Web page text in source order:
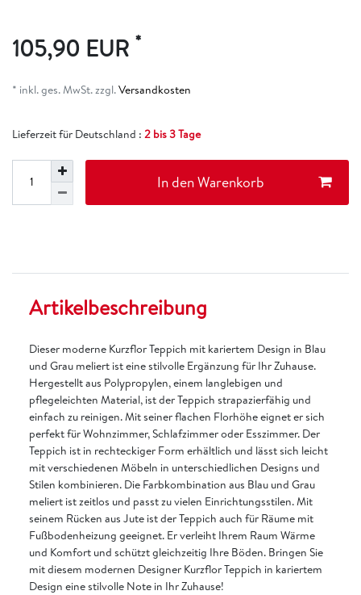
105,90 EUR *
* inkl. ges. MwSt. zzgl.Versandkosten
Lieferzeit für Deutschland : 2 bis 3 Tage
In den Warenkorb
Artikelbeschreibung
Dieser moderne Kurzflor Teppich mit kariertem Design in Blau
und Grau meliert ist eine stilvolle Ergänzung für Ihr Zuhause.
Hergestellt aus Polypropylen, einem langlebigen und
pflegeleichten Material, ist der Teppich strapazierfähig und
einfach zu reinigen. Mit seiner flachen Florhöhe eignet er sich
perfekt für Wohnzimmer, Schlafzimmer oder Esszimmer. Der
Teppich ist in rechteckiger Form erhältlich und lässt sich leicht
mit verschiedenen Möbeln in unterschiedlichen Designs und
Stilen kombinieren. Die Farbkombination aus Blau und Grau
meliert ist zeitlos und passt zu vielen Einrichtungsstilen. Mit
seinem Rücken aus Jute ist der Teppich auch für Räume mit
Fußbodenheizung geeignet. Er verleiht Ihrem Raum Wärme
und Komfort und schützt gleichzeitig Ihre Böden. Bringen Sie
mit diesem modernen Designer Kurzflor Teppich in kariertem
Design eine stilvolle Note in Ihr Zuhause!